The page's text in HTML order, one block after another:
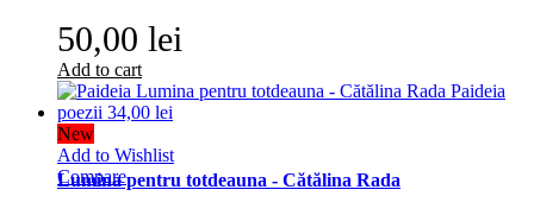
50,00 lei
Add to cart
New
Add to Wishlist
Compare
Lumina pentru totdeauna - Cătălina Rada